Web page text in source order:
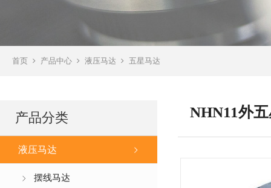
首页 产品中心 液压马达 五星马达
产品分类
液压马达
摆线马达
NHN11外